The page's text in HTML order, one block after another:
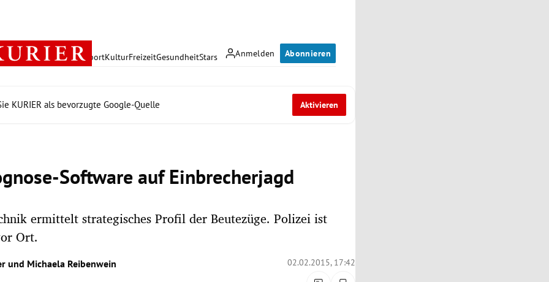
Anmelden Abonnieren
PolitikWirtschaft SportKulturFreizeitGesundheitStars
KURIER als bevorzugte Google-Quelle Aktivieren
Software auf Einbrecherjagd
ermittelt strategisches Profil der Beutezüge. Polizei ist
Ort.
und Michaela Reibenwein 02.02.2015, 17:42